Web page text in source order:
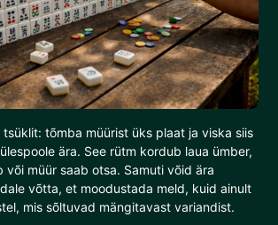
tõmba müürist üks plaat ja viska siis
ära. See rütm kordub laua ümber,
või müür saab otsa. Samuti võid ära
võtta, et moodustada meld, kuid ainult
mis sõltuvad mängitavast variandist.